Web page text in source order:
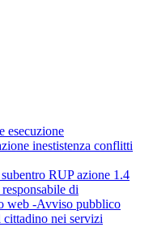
esecuzione
inestistenza conflitti
RUP azione 1.4
di
web -Avviso pubblico
cittadino nei servizi